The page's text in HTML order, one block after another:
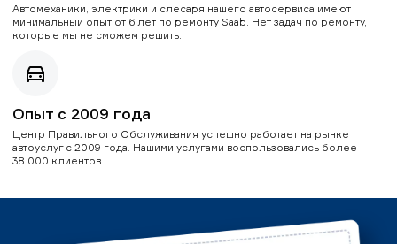
Автомеханики, электрики и слесаря нашего автосервиса имеют
минимальный опыт от 6 лет по ремонту Saab. Нет задач по ремонту,
которые мы не сможем решить.
Опыт с 2009 года
Центр Правильного Обслуживания успешно работает на рынке
автоуслуг с 2009 года. Нашими услугами воспользовались более
38 000 клиентов.